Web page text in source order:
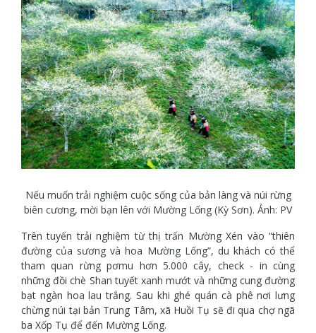
Nếu muốn trải nghiệm cuộc sống của bản làng và núi rừng
biên cương, mời bạn lên với Mường Lống (Kỳ Sơn). Ảnh: PV
Trên tuyến trải nghiệm từ thị trấn Mường Xén vào “thiên
đường của sương và hoa Mường Lống”, du khách có thể
tham quan rừng pơmu hơn 5.000 cây, check - in cùng
những đồi chè Shan tuyết xanh mướt và những cung đường
bạt ngàn hoa lau trắng. Sau khi ghé quán cà phê nơi lưng
chừng núi tại bản Trung Tâm, xã Huồi Tụ sẽ đi qua chợ ngã
ba Xốp Tụ để đến Mường Lống.